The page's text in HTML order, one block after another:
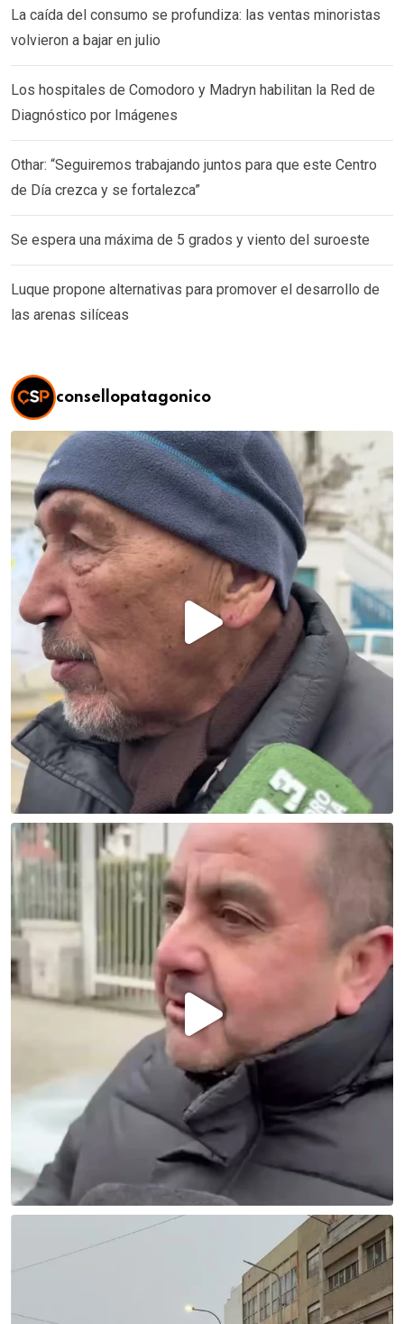
La caída del consumo se profundiza: las ventas minoristas
volvieron a bajar en julio
Los hospitales de Comodoro y Madryn habilitan la Red de
Diagnóstico por Imágenes
Othar: “Seguiremos trabajando juntos para que este Centro
de Día crezca y se fortalezca”
Se espera una máxima de 5 grados y viento del suroeste
Luque propone alternativas para promover el desarrollo de
las arenas silíceas
consellopatagonico